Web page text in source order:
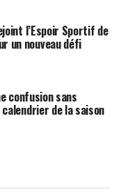
l’Espoir Sportif de
un nouveau défi
confusion sans
de la saison